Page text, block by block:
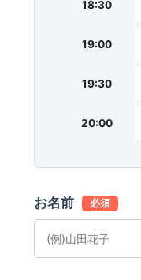
18:30
19:00
19:30
20:00
お名前 必須